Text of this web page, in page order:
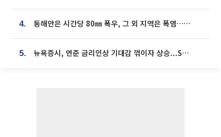
4. 동해안은 시간당 80㎜ 폭우, 그 외 지역은 폭염…‘극과 극 날씨’
5. 뉴욕증시, 연준 금리인상 기대감 꺾이자 상승...S&P500 사상 최고치 [종합]